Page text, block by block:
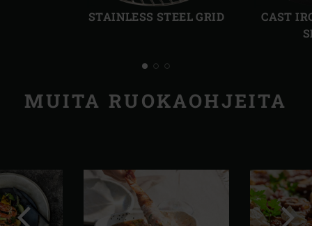
STAINLESS STEEL GRID
CAST
MUITA RUOKAOHJEITA